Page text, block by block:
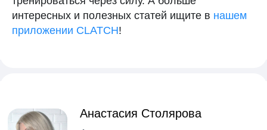
интересных и полезных статей ищите в нашем
приложении CLATCH!